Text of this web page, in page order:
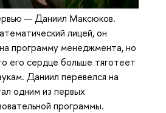
— Даниил Максюков.
лицей, он
программу менеджмента, но
его сердце больше тяготеет
Даниил перевелся на
одним из первых
программы.